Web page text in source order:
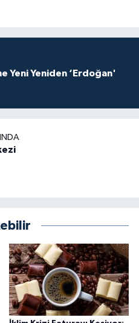
Yeni Yeniden ‘Erdoğan'